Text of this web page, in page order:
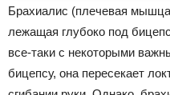
Брахиалис (плечевая
лежащая глубоко под
все-таки с некоторыми
бицепсу, она пересекает